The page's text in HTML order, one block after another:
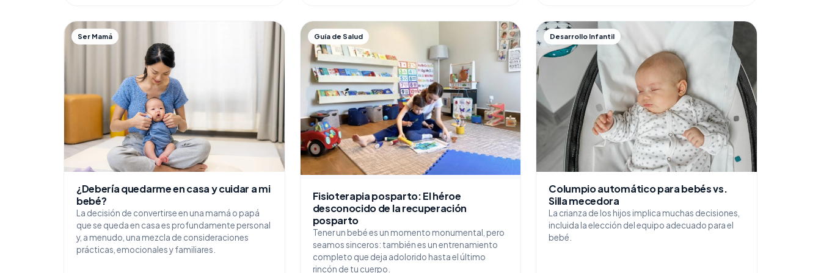
Ser Mamá
¿Debería quedarme en casa y cuidar a mi
bebé?
La decisión de convertirse en una mamá o papá
que se queda en casa es profundamente personal
y, a menudo, una mezcla de consideraciones
prácticas, emocionales y familiares.
Guía de Salud
Fisioterapia posparto: El héroe
desconocido de la recuperación
posparto
Tener un bebé es un momento monumental, pero
seamos sinceros: también es un entrenamiento
completo que deja adolorido hasta el último
rincón de tu cuerpo.
Desarrollo Infantil
Columpio automático para bebés vs.
Silla mecedora
La crianza de los hijos implica muchas decisiones,
incluida la elección del equipo adecuado para el
bebé.